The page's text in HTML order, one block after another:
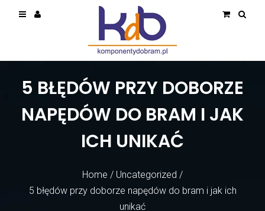
Home / Uncategorized /
5 błędów przy doborze napędów do bram i jak ich
unikać
5 BŁĘDÓW PRZY DOBORZE
NAPĘDÓW DO BRAM I JAK
ICH UNIKAĆ